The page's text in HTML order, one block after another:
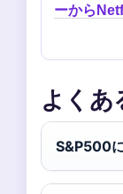
ーから
よくあ
S&P500